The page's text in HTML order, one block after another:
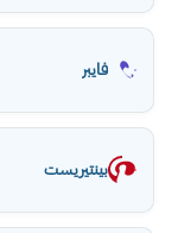
فايبر
بينتيريست